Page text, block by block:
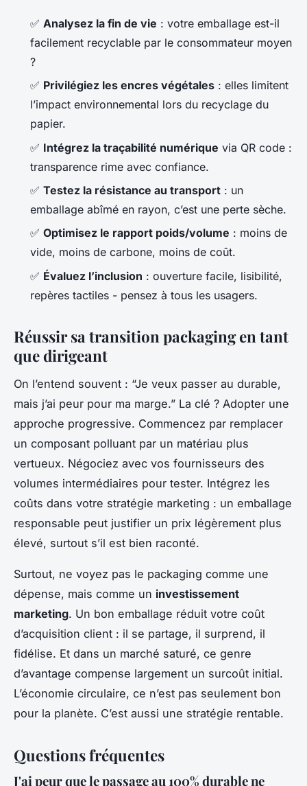
✅ Analysez la fin de vie : votre emballage est-il
facilement recyclable par le consommateur moyen
?
✅ Privilégiez les encres végétales : elles limitent
l’impact environnemental lors du recyclage du
papier.
✅ Intégrez la traçabilité numérique via QR code :
transparence rime avec confiance.
✅ Testez la résistance au transport : un
emballage abîmé en rayon, c’est une perte sèche.
✅ Optimisez le rapport poids/volume : moins de
vide, moins de carbone, moins de coût.
✅ Évaluez l’inclusion : ouverture facile, lisibilité,
repères tactiles - pensez à tous les usagers.
Réussir sa transition packaging en tant
que dirigeant
On l’entend souvent : “Je veux passer au durable,
mais j’ai peur pour ma marge.” La clé ? Adopter une
approche progressive. Commencez par remplacer
un composant polluant par un matériau plus
vertueux. Négociez avec vos fournisseurs des
volumes intermédiaires pour tester. Intégrez les
coûts dans votre stratégie marketing : un emballage
responsable peut justifier un prix légèrement plus
élevé, surtout s’il est bien raconté.
Surtout, ne voyez pas le packaging comme une
dépense, mais comme un investissement
marketing. Un bon emballage réduit votre coût
d’acquisition client : il se partage, il surprend, il
fidélise. Et dans un marché saturé, ce genre
d’avantage compense largement un surcoût initial.
L’économie circulaire, ce n’est pas seulement bon
pour la planète. C’est aussi une stratégie rentable.
Questions fréquentes
J'ai peur que le passage au 100% durable ne